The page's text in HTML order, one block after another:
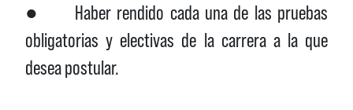
● Haber rendido cada una de las pruebas
obligatorias y electivas de la carrera a la que
desea postular.